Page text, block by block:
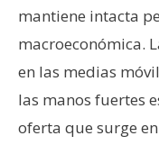
mantiene intacta
macroeconómica.
en las medias
las manos fuertes
oferta que surge